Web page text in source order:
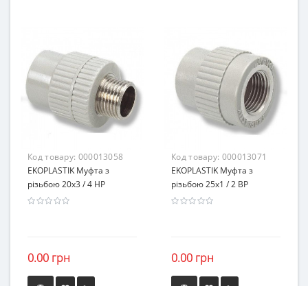
Код товару: 000013058
EKOPLASTIK Муфта з
різьбою 20х3 / 4 НР
0.00 грн
Код товару: 000013071
EKOPLASTIK Муфта з
різьбою 25х1 / 2 ВР
0.00 грн